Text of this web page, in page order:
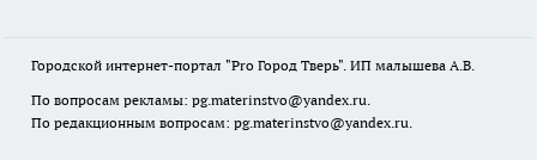
Городской интернет-портал "Pro Город Тверь". ИП малышева А.В.
По вопросам рекламы: pg.materinstvo@yandex.ru.
По редакционным вопросам: pg.materinstvo@yandex.ru.